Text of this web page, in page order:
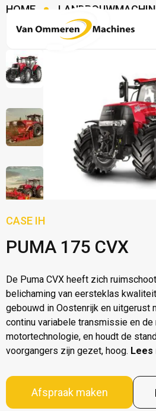
HOME
TRACTOREN
CASE IH
CASE IH
PUMA 175 CVX
De Puma CVX heeft zich
belichaming van eersteklas
gebouwd in Oostenrijk en uitgerust
continu variabele transmissie en de
motortechnologie, en houdt de
voorgangers zijn gezet, hoog. Lees
Afspraak maken